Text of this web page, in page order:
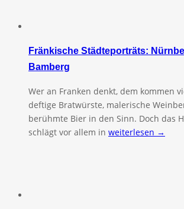
Fränkische Städteporträts:
Bamberg
Wer an Franken denkt, dem kommen
deftige Bratwürste, malerische
berühmte Bier in den Sinn. Doch das
schlägt vor allem in weiterlesen →